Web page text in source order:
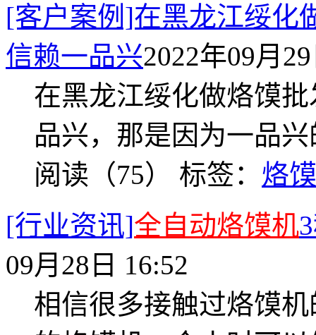
[客户案例]在黑龙江绥化
信赖一品兴2022年09月
在黑龙江绥化做烙馍
品兴，那是因为一品
阅读（75） 标签： 烙
[行业资讯]全自动烙馍机
09月28日 16:52
相信很多接触过烙馍